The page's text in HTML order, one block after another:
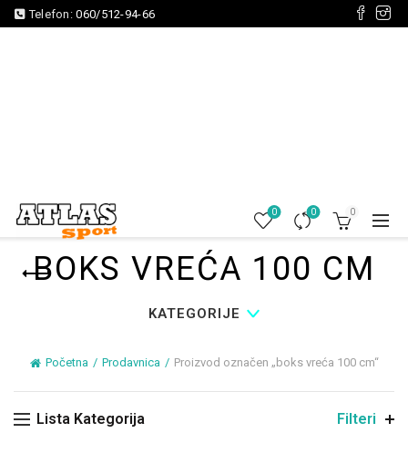
Telefon:060/512-94-66
0 0 0
BOKS VREĆA 100 CM
KATEGORIJE
Početna Prodavnica Proizvod označen „boks vreća 100 cm“
Lista Kategorija Filteri